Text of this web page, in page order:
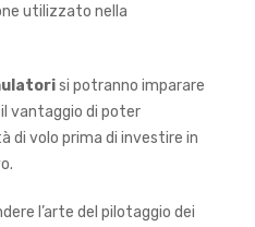
utilizzato nella
si potranno imparare
vantaggio di poter
di volo prima di investire in
l’arte del pilotaggio dei